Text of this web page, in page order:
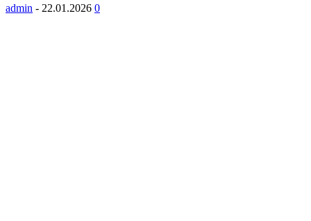
admin - 22.01.2026 0